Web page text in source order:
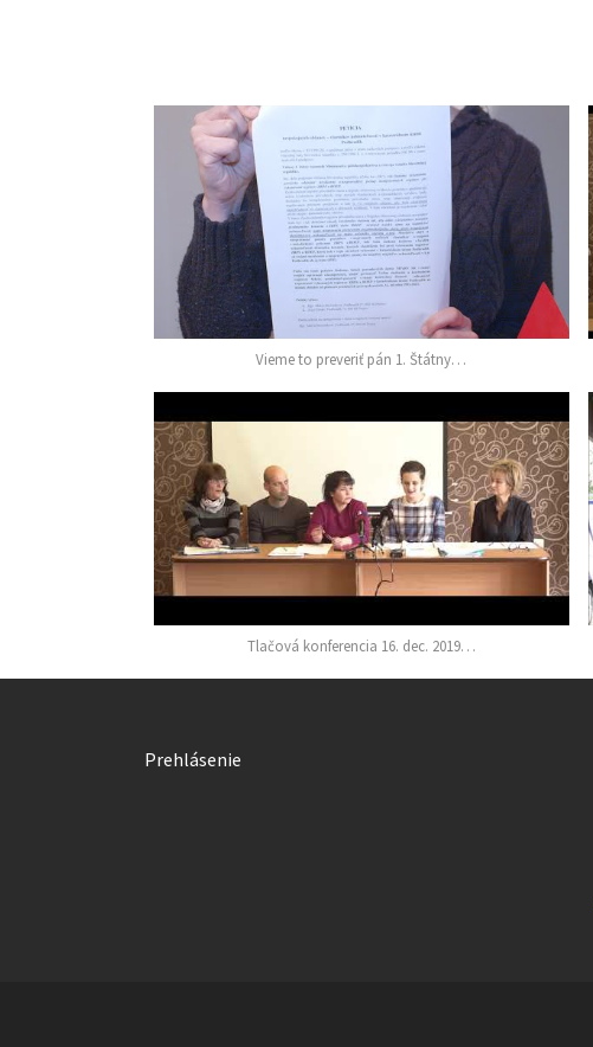
Vieme to preveriť pán 1. Štátny…
Tlačová konferencia 16. dec. 2019…
Prehlásenie